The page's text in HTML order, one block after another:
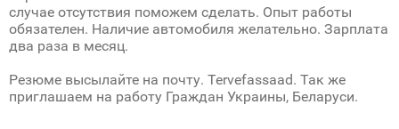
случае отсутствия поможем сделать. Опыт работы
обязателен. Наличие автомобиля желательно. Зарплата
два раза в месяц.
Резюме высылайте на почту. Tervefassaad. Так же
приглашаем на работу Граждан Украины, Беларуси.